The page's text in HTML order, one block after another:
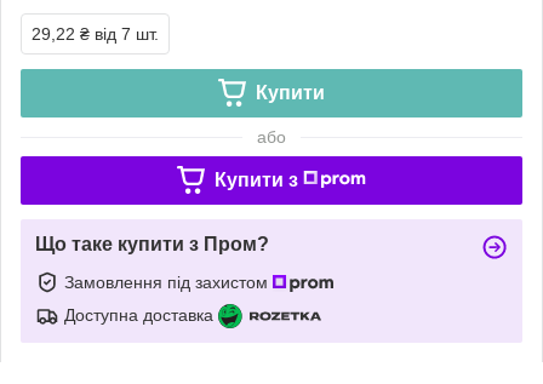
29,22 ₴ від 7 шт.
Купити
або
Купити з
Що таке купити з Пром?
Замовлення під захистом
Доступна доставка